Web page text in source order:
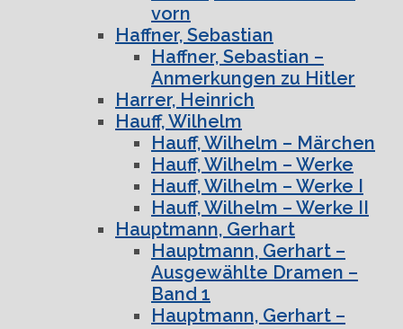
vorn
Haffner, Sebastian
Haffner, Sebastian –
Anmerkungen zu Hitler
Harrer, Heinrich
Hauff, Wilhelm
Hauff, Wilhelm – Märchen
Hauff, Wilhelm – Werke
Hauff, Wilhelm – Werke I
Hauff, Wilhelm – Werke II
Hauptmann, Gerhart
Hauptmann, Gerhart –
Ausgewählte Dramen –
Band 1
Hauptmann, Gerhart –